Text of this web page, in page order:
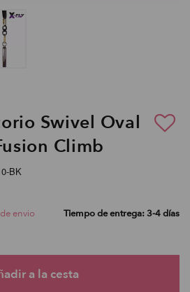
Swivel Oval
Climb
BK
envio Tiempo de entrega: 3-4 días